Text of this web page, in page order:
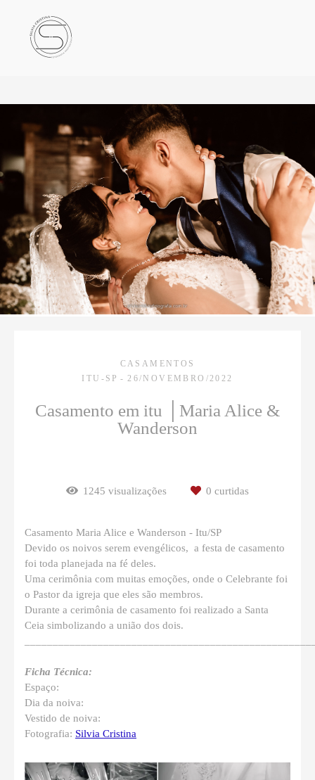
CASAMENTOS
ITU-SP
26/NOVEMBRO/2022
Casamento em itu │Maria Alice &
Wanderson
1245 visualizações 0 curtidas
Casamento Maria Alice e Wanderson - Itu/SP
Devido os noivos serem evengélicos, a festa de casamento
foi toda planejada na fé deles.
Uma cerimônia com muitas emoções, onde o Celebrante foi
o Pastor da igreja que eles são membros.
Durante a cerimônia de casamento foi realizado a Santa
Ceia simbolizando a união dos dois.
Ficha Técnica:
Espaço:
Dia da noiva:
Vestido de noiva:
Fotografia: Silvia Cristina